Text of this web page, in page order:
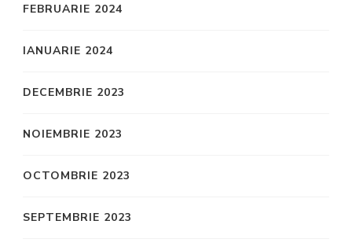
FEBRUARIE 2024
IANUARIE 2024
DECEMBRIE 2023
NOIEMBRIE 2023
OCTOMBRIE 2023
SEPTEMBRIE 2023